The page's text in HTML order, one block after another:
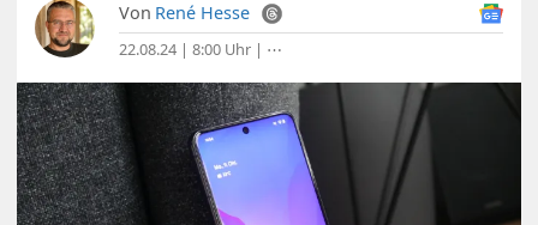
Von René Hesse
22.08.24 | 8:00 Uhr | ⋯